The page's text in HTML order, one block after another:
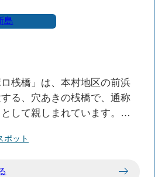
での通行は禁止されていま
ーや村の無料バス「ふれあ
用するのがおすすめです。
の楽しみ方
観賞：展望台は夕日や星空の
トとしても知られています。
へも徒歩でアクセス可能で
島
桟橋」は、本村地区の前浜
る、穴あきの桟橋で、通称
として親しまれています。そ
トとして知られ、特に夕暮れ
ポット